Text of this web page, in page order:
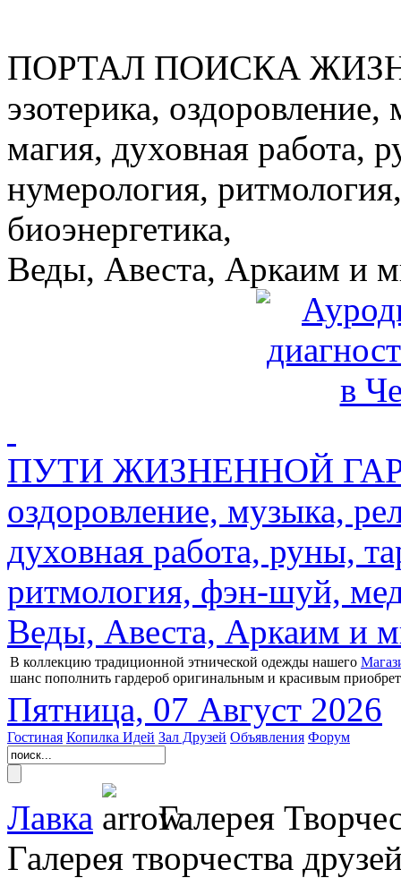
ПОРТАЛ ПОИСКА
эзотерика,
магия, духовная работа,
нумерология,
биоэнергетика,
Веды, Авеста, Аркаим и
ПУТИ ЖИЗНЕННОЙ
оздоровление, музыка,
духовная работа, руны,
ритмология, фэн-шуй,
Веды, Авеста, Аркаим и
В коллекцию традиционной этнической одежды нашего
шанс пополнить гардероб оригинальным и красивым
Пятница, 07 Август 2026
Гостиная Копилка Идей Зал Друзей Объявления Форум
Лавка
Галерея
Галерея творчества